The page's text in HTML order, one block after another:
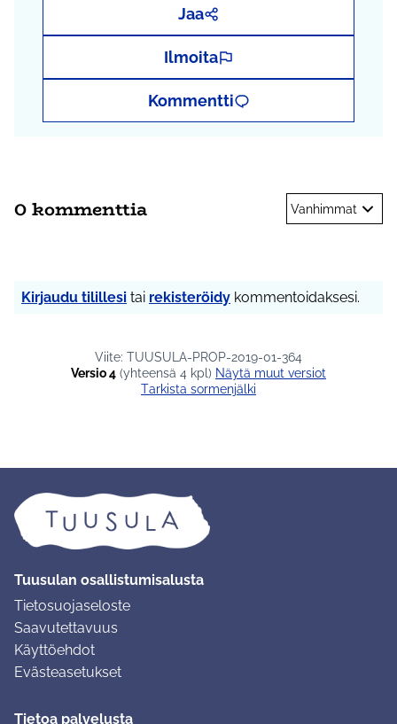
Jaa
Ilmoita
Kommentti
0 kommenttia Vanhimmat
Kirjaudu tilillesi tai rekisteröidy kommentoidaksesi.
Viite: TUUSULA-PROP-2019-01-364
Versio 4 (yhteensä 4 kpl)
näytä muut versiot
Tarkista sormenjälki
Tuusulan osallistumisalusta
Tietosuojaseloste
Saavutettavuus
Käyttöehdot
Evästeasetukset
Tietoa palvelusta